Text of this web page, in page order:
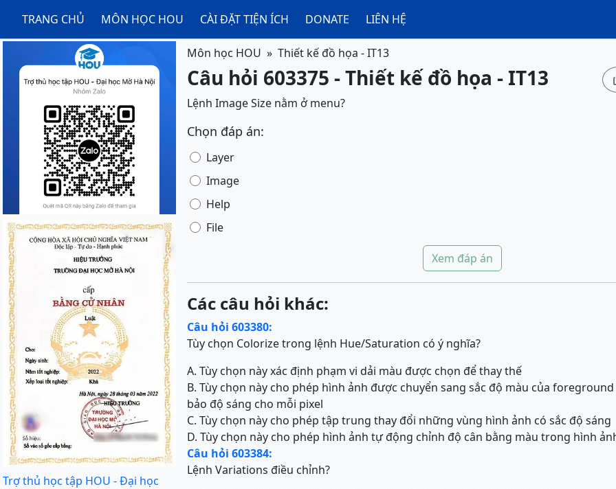
TRANG CHỦ MÔN HỌC HOU CÀI ĐẶT TIỆN ÍCH DONATE LIÊN HỆ
Trợ thủ học tập HOU - Đại học
Môn học HOU Thiết kế đồ họa - IT13
Câu hỏi 603375 - Thiết kế đồ họa - IT13
Lệnh Image Size nằm ở menu?
Chọn đáp án:
Layer
Image
Help
File
Xem đáp án
Các câu hỏi khác:
Câu hỏi 603380:
Tùy chọn Colorize trong lệnh Hue/Saturation có ý nghĩa?
A. Tùy chọn này xác định phạm vi dải màu được chọn để thay thế
B. Tùy chọn này cho phép hình ảnh được chuyển sang sắc độ màu của
bảo độ sáng cho mỗi pixel
C. Tùy chọn này cho phép tập trung thay đổi những vùng hình ảnh có sắc độ sáng
D. Tùy chọn này cho phép hình ảnh tự động chỉnh độ cân bằng màu trong hình
Câu hỏi 603384:
Lệnh Variations điều chỉnh?